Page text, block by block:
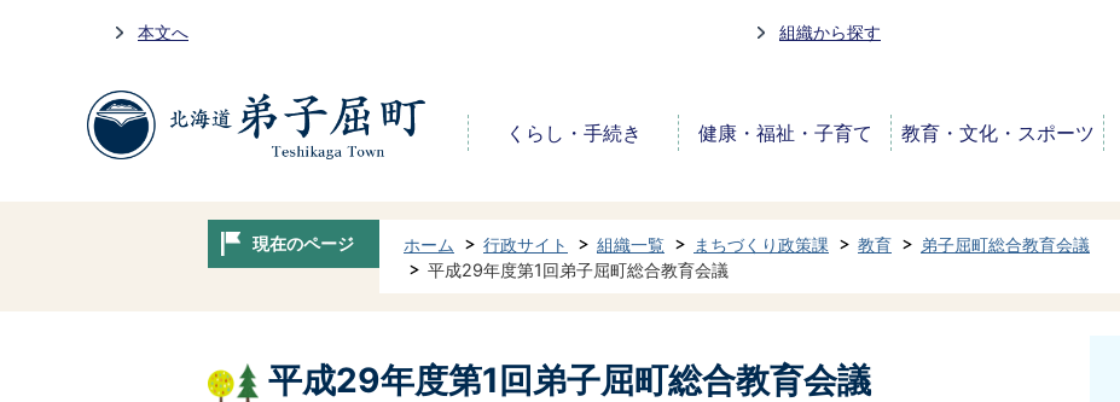
本文へ 組織から探す
くらし・手続き 健康・福祉・子育て 教育・文化・スポーツ
現在のページ ホーム 行政サイト 組織一覧 まちづくり政策課 教育
弟子屈町総合教育会議
平成29年度第1回弟子屈町総合教育会議
平成29年度第1回弟子屈町総合教育会議